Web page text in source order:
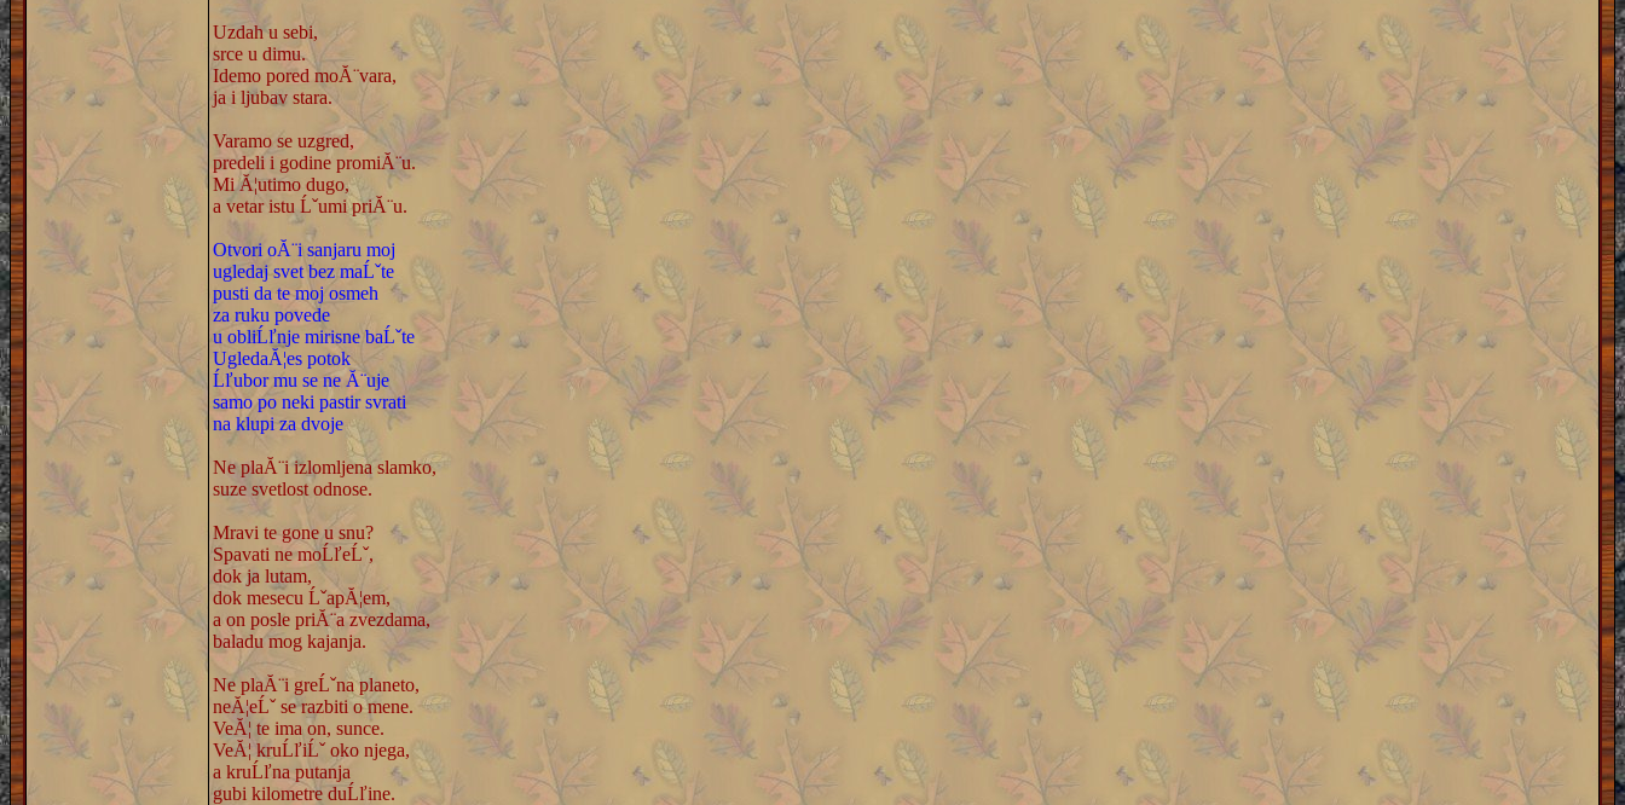
Uzdah u sebi,
srce u dimu.
Idemo pored moĂ¨vara,
ja i ljubav stara.
Varamo se uzgred,
predeli i godine promiĂ¨u.
Mi Ă¦utimo dugo,
a vetar istu Ĺˇumi priĂ¨u.
Otvori oĂ¨i sanjaru moj
ugledaj svet bez maĹˇte
pusti da te moj osmeh
za ruku povede
u obliĹľnje mirisne baĹˇte
UgledaĂ¦es potok
Ĺľubor mu se ne Ă¨uje
samo po neki pastir svrati
na klupi za dvoje
Ne plaĂ¨i izlomljena slamko,
suze svetlost odnose.
Mravi te gone u snu?
Spavati ne moĹľeĹˇ,
dok ja lutam,
dok mesecu ĹˇapĂ¦em,
a on posle priĂ¨a zvezdama,
baladu mog kajanja.
Ne plaĂ¨i greĹˇna planeto,
neĂ¦eĹˇ se razbiti o mene.
VeĂ¦ te ima on, sunce.
VeĂ¦ kruĹľiĹˇ oko njega,
a kruĹľna putanja
gubi kilometre duĹľine.